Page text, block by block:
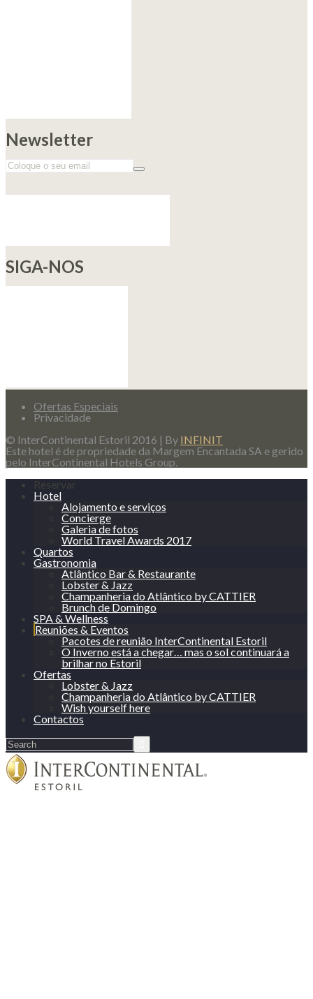
Newsletter
SIGA-NOS
Ofertas Especiais
Privacidade
© InterContinental Estoril 2016 | By INFINIT
Este hotel é de propriedade da Margem Encantada SA e gerido
pelo InterContinental Hotels Group.
Reservar
Hotel
Alojamento e serviços
Concierge
Galeria de fotos
World Travel Awards 2017
Quartos
Gastronomia
Atlântico Bar & Restaurante
Lobster & Jazz
Champanheria do Atlântico by CATTIER
Brunch de Domingo
SPA & Wellness
Reuniões & Eventos
Pacotes de reunião InterContinental Estoril
O Inverno está a chegar… mas o sol continuará a
brilhar no Estoril
Ofertas
Lobster & Jazz
Champanheria do Atlântico by CATTIER
Wish yourself here
Contactos